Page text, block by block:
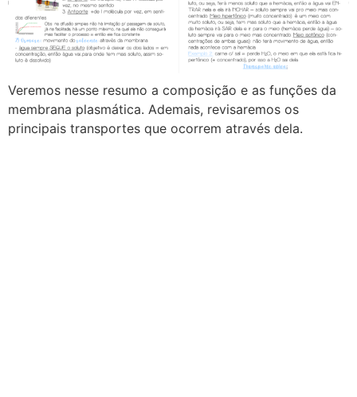
Veremos nesse resumo a composição e as funções da
membrana plasmática. Ademais, revisaremos os
principais transportes que ocorrem através dela.